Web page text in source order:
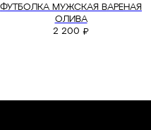
ФУТБОЛКА МУЖСКАЯ ВАРЕНАЯ
ОЛИВА
2 200 ₽